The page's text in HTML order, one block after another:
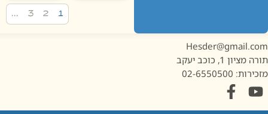
1, כוכב יעקב
02-6550500